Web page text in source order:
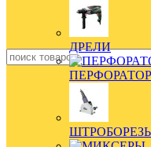
ДРЕЛИ